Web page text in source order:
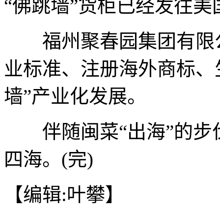
“佛跳墙”货柜已经发往
福州聚春园集团有限
业标准、注册海外商标
墙”产业化发展。
伴随闽菜“出海”的步
四海。(完)
【编辑:叶攀】